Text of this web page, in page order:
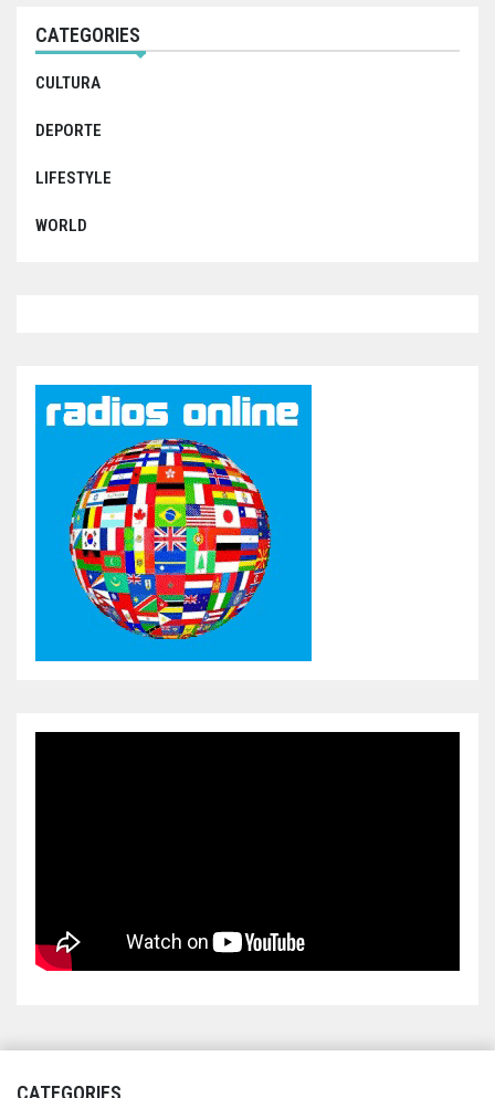
CATEGORIES
CULTURA
DEPORTE
LIFESTYLE
WORLD
CATEGORIES